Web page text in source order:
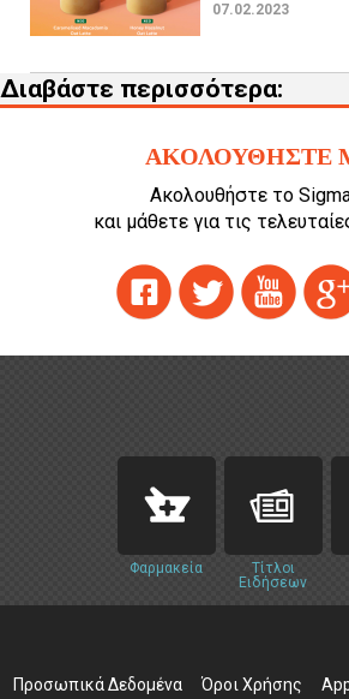
07.02.2023
Διαβάστε περισσότερα:
ΑΚΟΛΟΥΘΗΣΤΕ
Ακολουθήστε το
και μάθετε για τις
Φαρμακεία
Τίτλοι
Ειδήσεων
Προσωπικά Δεδομένα Όροι Χρήσης